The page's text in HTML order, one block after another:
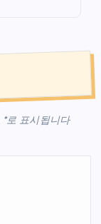
*로 표시됩니다